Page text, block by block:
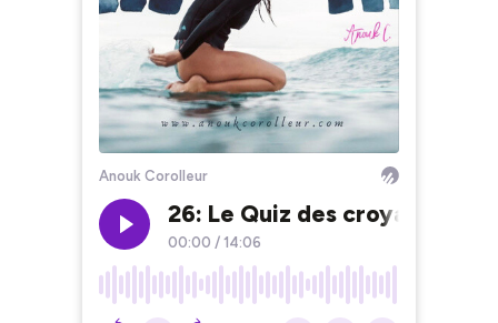
Anouk Corolleur
26: Le Quiz des croyances
00:00 / 14:06